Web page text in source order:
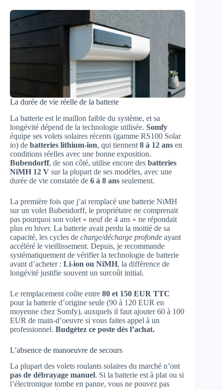
La durée de vie réelle de la batterie
La batterie est le maillon faible du système, et sa
longévité dépend de la technologie utilisée. Somfy
équipe ses volets solaires récents (gamme RS100 Solar
io) de batteries lithium-ion, qui tiennent 8 à 12 ans en
conditions réelles avec une bonne exposition.
Bubendorff, de son côté, utilise encore des batteries
NiMH 12 V sur la plupart de ses modèles, avec une
durée de vie constatée de 6 à 8 ans seulement.
La première fois que j’ai remplacé une batterie NiMH
sur un volet Bubendorff, le propriétaire ne comprenait
pas pourquoi son volet « neuf de 4 ans » ne répondait
plus en hiver. La batterie avait perdu la moitié de sa
capacité, les cycles de charge/décharge profonde ayant
accéléré le vieillissement. Depuis, je recommande
systématiquement de vérifier la technologie de batterie
avant d’acheter : Li-ion ou NiMH, la différence de
longévité justifie souvent un surcoût initial.
Le remplacement coûte entre 80 et 150 EUR TTC
pour la batterie d’origine seule (90 à 120 EUR en
moyenne chez Somfy), auxquels il faut ajouter 60 à 100
EUR de main-d’oeuvre si vous faites appel à un
professionnel. Budgétez ce poste dès l’achat.
L’absence de manoeuvre de secours
La plupart des volets roulants solaires du marché n’ont
pas de débrayage manuel. Si la batterie est à plat ou si
l’électronique tombe en panne, vous ne pouvez pas